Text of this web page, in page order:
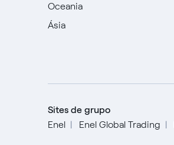
Oceania
Ásia
Sites de grupo
Enel
Enel Global Trading